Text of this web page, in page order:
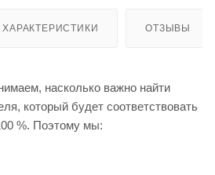
ХАРАКТЕРИСТИКИ ОТЗЫВЫ
насколько важно найти
который будет соответствовать
%. Поэтому мы: